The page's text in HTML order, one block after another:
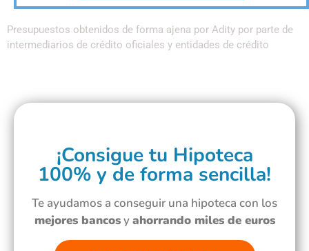
Presupuestos obtenidos de forma ajena por Adity por parte de
intermediarios de crédito oficiales y entidades de crédito
¡Consigue tu Hipoteca
100% y de forma sencilla!
Te ayudamos a conseguir una hipoteca con los
mejores bancosyahorrando miles de euros